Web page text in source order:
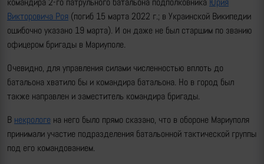
Викторовича Роя (погиб 15 марта 2022 г.; в Украинской Википедии
ошибочно указано 19 марта). И он даже не был старшим по званию
офицером бригады в Мариуполе.
Очевидно, для управления силами численностью вплоть до
батальона хватило бы и командира батальона. Но в город был
также направлен и заместитель командира бригады.
В некрологе на него было прямо сказано, что в обороне Мариуполя
принимали участие подразделения батальонной тактической группы
под его командованием.